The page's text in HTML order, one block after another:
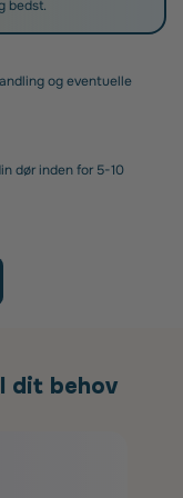
bedst.
og eventuelle
dør inden for 5-10
dit behov